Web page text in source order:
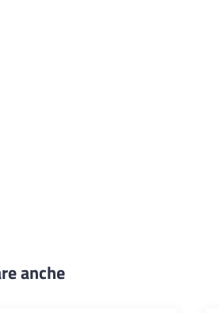
anche